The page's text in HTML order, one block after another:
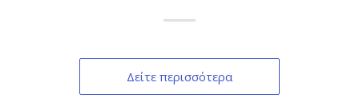
Δείτε περισσότερα